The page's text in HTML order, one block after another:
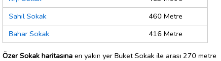
Sahil Sokak
460 Metre
Bahar Sokak
416 Metre
Özer Sokak haritasına en yakın yer Buket Sokak ile arası 270 metre